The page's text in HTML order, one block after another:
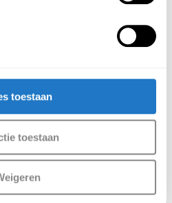
toestaan
toestaan
(Incl. btw€96,80)